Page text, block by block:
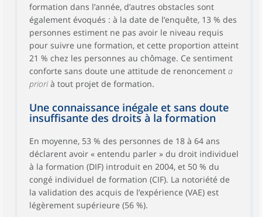
formation dans l’année, d’autres obstacles sont
également évoqués : à la date de l’enquête, 13 % des
personnes estiment ne pas avoir le niveau requis
pour suivre une formation, et cette proportion atteint
21 % chez les personnes au chômage. Ce sentiment
conforte sans doute une attitude de renoncement a
priorià tout projet de formation.
Une connaissance inégale et sans doute
insuffisante des droits à la formation
En moyenne, 53 % des personnes de 18 à 64 ans
déclarent avoir « entendu parler » du droit individuel
à la formation (DIF) introduit en 2004, et 50 % du
congé individuel de formation (CIF). La notoriété de
la validation des acquis de l’expérience (VAE) est
légèrement supérieure (56 %).